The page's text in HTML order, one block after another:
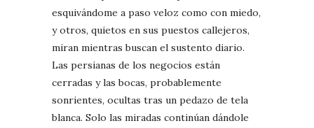
esquivándome a paso veloz como con miedo,
y otros, quietos en sus puestos callejeros,
miran mientras buscan el sustento diario.
Las persianas de los negocios están
cerradas y las bocas, probablemente
sonrientes, ocultas tras un pedazo de tela
blanca. Solo las miradas continúan dándole